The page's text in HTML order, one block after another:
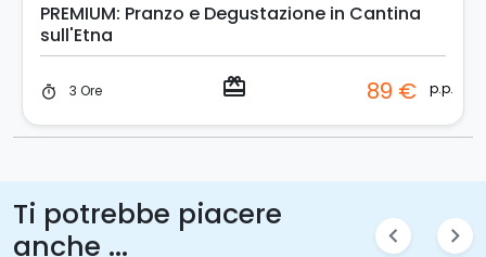
PREMIUM: Pranzo e Degustazione in Cantina
sull'Etna
timer 3 Ore redeem 89 € p.p.
Ti potrebbe piacere
anche ...
chevron_left chevron_right